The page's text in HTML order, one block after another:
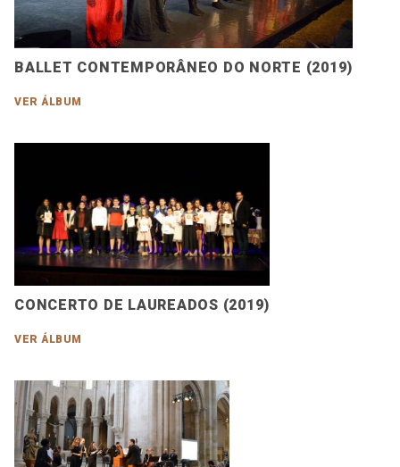
BALLET CONTEMPORÂNEO DO NORTE (2019)
VER ÁLBUM
CONCERTO DE LAUREADOS (2019)
VER ÁLBUM